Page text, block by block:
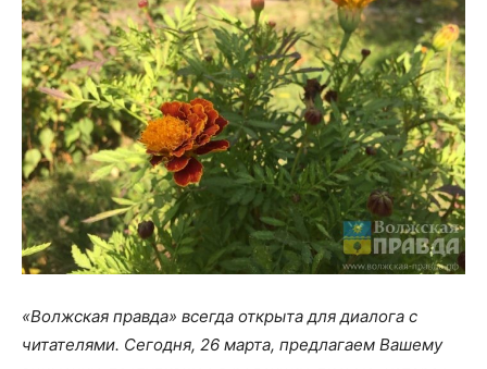
«Волжская правда» всегда открыта для диалога с
читателями. Сегодня, 26 марта, предлагаем Вашему